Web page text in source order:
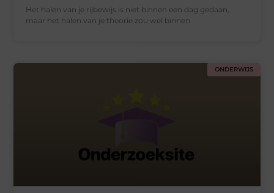
Het halen van je rijbewijs is niet binnen een dag gedaan,
maar het halen van je theorie zou wel binnen
ONDERWIJS